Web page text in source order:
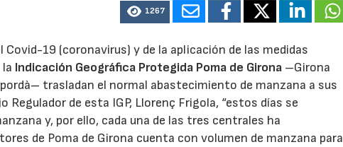
1267
19 (coronavirus) y de la aplicación de las medidas
Indicación Geográfica Protegida Poma de Girona –Girona
trasladan el normal abastecimiento de manzana a sus
de esta IGP, Llorenç Frigola, “estos días se
y, por ello, cada una de las tres centrales ha
de Poma de Girona cuenta con volumen de manzana para